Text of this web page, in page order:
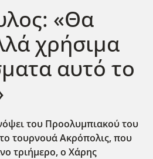
«Θα
χρήσιμα
αυτό το
του Προολυμπιακού του
τουρνουά Ακρόπολις, που
τριήμερο, ο Χάρης